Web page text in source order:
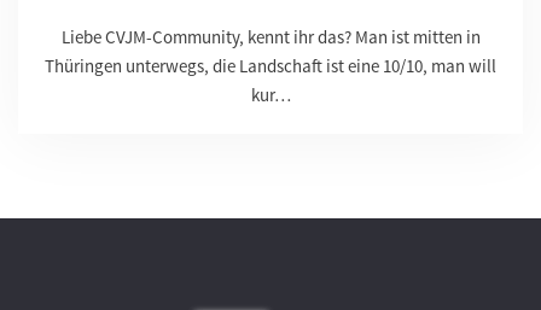
Liebe CVJM-Community, kennt ihr das? Man ist mitten in
Thüringen unterwegs, die Landschaft ist eine 10/10, man will
kur…